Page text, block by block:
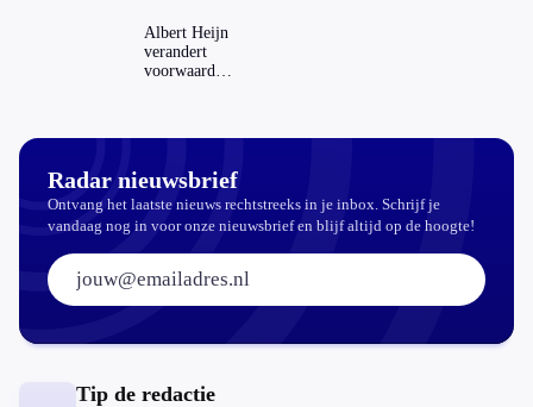
dat invloed
op je
hypotheek?
Albert Heijn
verandert
voorwaarden
Radar nieuwsbrief
Ontvang het laatste nieuws rechtstreeks in je inbox. Schrijf je
vandaag nog in voor onze nieuwsbrief en blijf altijd op de hoogte!
E-mailadres:
Tip de redactie